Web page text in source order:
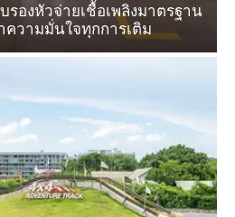
รองหัวจ่ายเชื้อเพลิงมาตรฐาน
ความมั่นใจทุกการเติม